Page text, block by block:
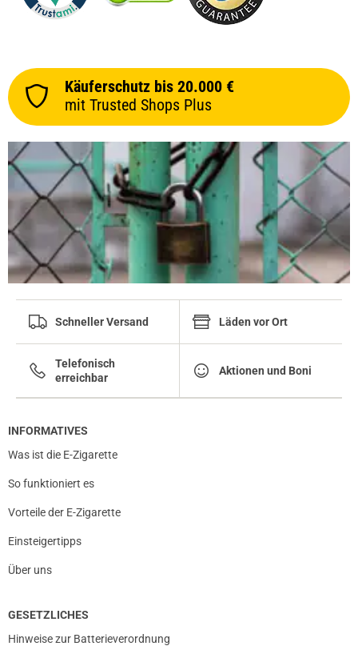
Käuferschutz bis 20.000 €
mit Trusted Shops Plus
Schneller Versand Läden vor Ort
Telefonisch
erreichbar
Aktionen und Boni
INFORMATIVES
Was ist die E-Zigarette
So funktioniert es
Vorteile der E-Zigarette
Einsteigertipps
Über uns
GESETZLICHES
Hinweise zur Batterieverordnung